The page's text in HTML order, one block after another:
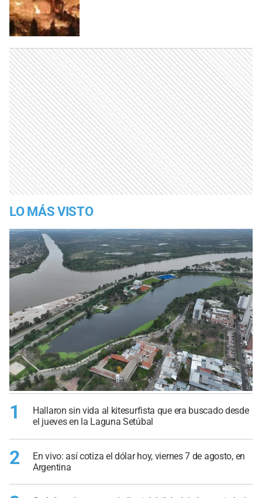
LO MÁS VISTO
1
Hallaron sin vida al kitesurfista que era buscado desde
el jueves en la Laguna Setúbal
2
En vivo: así cotiza el dólar hoy, viernes 7 de agosto, en
Argentina